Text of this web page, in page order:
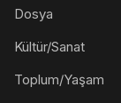
Dosya
Kültür/Sanat
Toplum/Yaşam